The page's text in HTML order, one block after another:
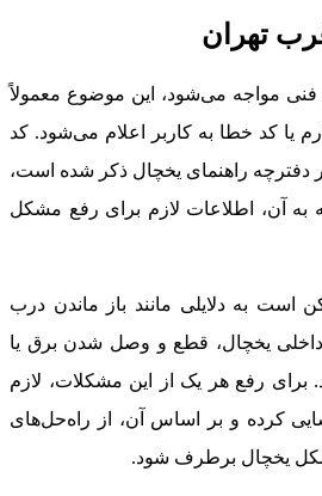
تهران
مواجه می‌شود، این موضوع معمولاً
یا کد خطا به کاربر اعلام می‌شود. کد
راهنمای یخچال ذکر شده است،
به آن، اطلاعات لازم برای رفع مشکل
است به دلایلی مانند باز ماندن درب
یخچال، قطع و وصل شدن برق یا
برای رفع هر یک از این مشکلات، لازم
کرده و بر اساس آن، از راه‌حل‌های
یخچال برطرف شود.